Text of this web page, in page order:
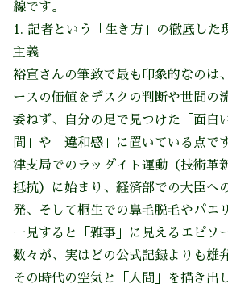
線です。
1. 記者という「生き方」の徹底した
主義
裕宣さんの筆致で最も印象的なのは
ースの価値をデスクの判断や世間の
委ねず、自分の足で見つけた「面白
間」や「違和感」に置いている点で
津支局でのラッダイト運動（技術革
抵抗）に始まり、経済部での大臣へ
発、そして桐生での鼻毛脱毛やパエ
一見すると「雑事」に見えるエピソ
数々が、実はどの公式記録よりも雄
その時代の空気と「人間」を描き出